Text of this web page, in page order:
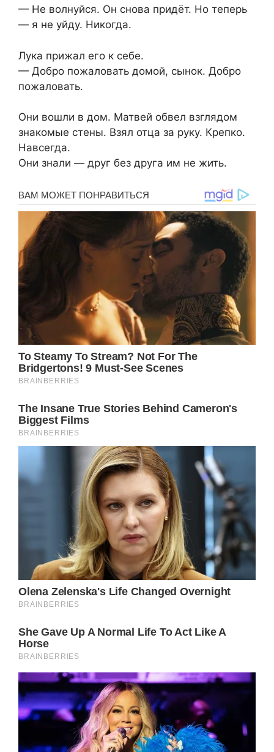
— Не волнуйся. Он снова придёт. Но теперь
— я не уйду. Никогда.
Лука прижал его к себе.
— Добро пожаловать домой, сынок. Добро
пожаловать.
Они вошли в дом. Матвей обвел взглядом
знакомые стены. Взял отца за руку. Крепко.
Навсегда.
Они знали — друг без друга им не жить.